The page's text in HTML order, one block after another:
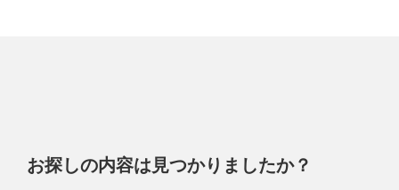
お探しの内容は見つかりましたか？